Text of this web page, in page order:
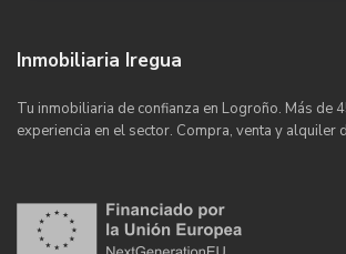
Inmobiliaria Iregua
Tu inmobiliaria de confianza en Logroño. Más de
experiencia en el sector. Compra, venta y alquiler